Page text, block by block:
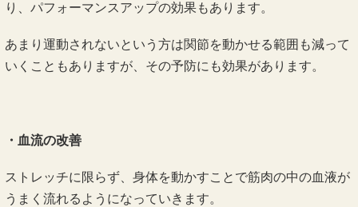
り、パフォーマンスアップの効果もあります。
あまり運動されないという方は関節を動かせる範囲も減って
いくこともありますが、その予防にも効果があります。
・血流の改善
ストレッチに限らず、身体を動かすことで筋肉の中の血液が
うまく流れるようになっていきます。